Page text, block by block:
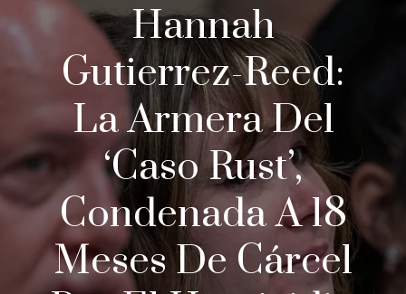
Hannah
Gutierrez-Reed:
La Armera Del
‘caso Rust’,
Condenada A 18
Meses De Cárcel